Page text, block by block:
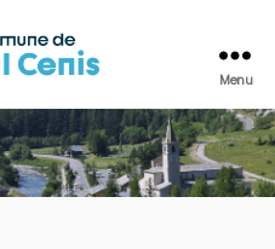
de
Val
Cenis
Menu